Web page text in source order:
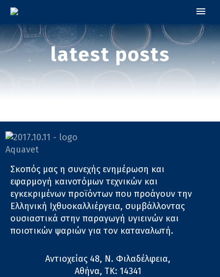
latest posts
Σκοπός μας η συνεχής ενημέρωση και
εφαρμογή καινοτόμων τεχνικών και
εγκεκριμένων προϊόντων που προάγουν την
Ελληνική Ιχθυοκαλλιέργεια, συμβάλλοντας
ουσιαστικά στην παραγωγή υγιεινών και
ποιοτικών ψαριών για τον καταναλωτή.
Αντιοχείας 48, Ν. Φιλαδέλφεια,
Αθήνα, ΤΚ: 14341